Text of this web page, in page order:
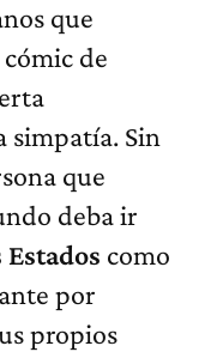
que
de
simpatía. Sin
que
deba ir
como
por
propios